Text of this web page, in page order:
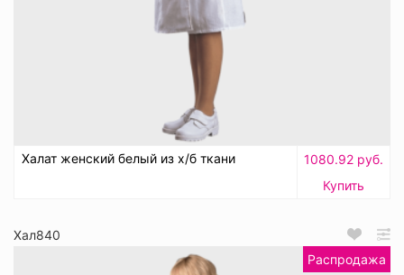
Халат женский белый из х/б ткани
1080.92 руб.
Купить
Хал840
Распродажа